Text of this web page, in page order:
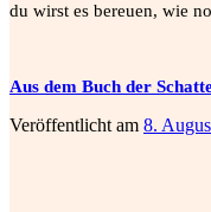
du wirst es bereuen, wie
Aus dem Buch der
Veröffentlicht am 8.